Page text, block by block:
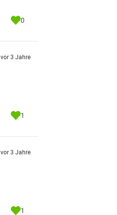
0
vor 3 Jahre
1
vor 3 Jahre
1